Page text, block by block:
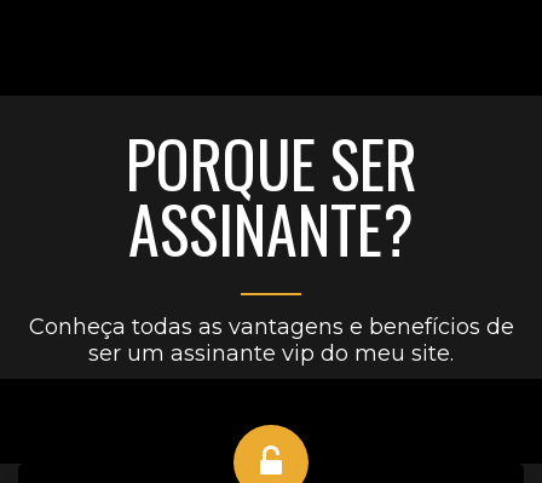
PORQUE SER
ASSINANTE?
Conheça todas as vantagens e benefícios de
ser um assinante vip do meu site.